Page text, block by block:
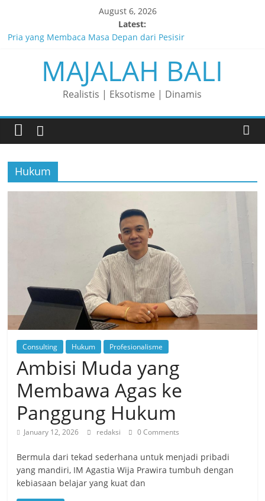
content
August 6, 2026
Latest:
Pria yang Membaca Masa Depan dari Pesisir
Membaca Peluang, Menaklukkan Tantangan, dan Membangun
Bisnis Peternakan yang Berkelanjutan
Lelaki yang Mengubah Garis Menjadi Masa Depan
Matahari yang Lahir di Pulau Dewata
Perjalanan Panjang di Balik Rasa yang Dicintai Banyak Orang
MAJALAH BALI
Realistis | Eksotisme | Dinamis
Hukum
Consulting Hukum Profesionalisme
Ambisi Muda yang
Membawa Agas ke
Panggung Hukum
January 12, 2026 redaksi 0 Comments
Bermula dari tekad sederhana untuk menjadi pribadi
yang mandiri, IM Agastia Wija Prawira tumbuh dengan
kebiasaan belajar yang kuat dan